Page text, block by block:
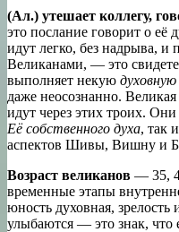
(Ал.) утешает коллегу,
это послание говорит о её
идут легко, без надрыва,
Великанами, — это
выполняет некую
даже неосознанно.
идут через этих троих.
Её собственного духа, так
аспектов Шивы, Вишну и
Возраст великанов — 35,
временные этапы
юность духовная,
улыбаются — это знак, что